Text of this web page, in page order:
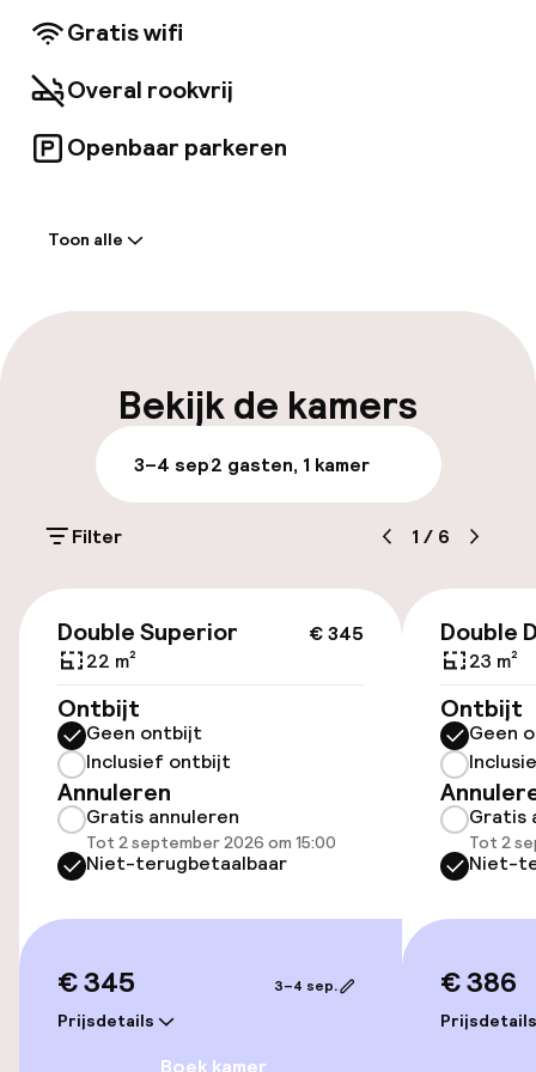
kosten kunnen in rekening worden gebracht
Gratis wifi
Overal rookvrij
Openbaar parkeren
Laat uitchecken mogelijk
Bagageruimte
Parkeren & mobiliteit
Toegankelijkheid
Lift
Kamers
Kamers voor rokers beschikbaar
Zwemmen & wellness
Fitnessruimte / gym
Toon alle
Bekijk de kamers
3–4 sep2 gasten, 1 kamer
Filter 1 / 6
€ 345
Double Superior
22 m²
Ontbijt
Geen ontbijt
Inclusief ontbijt
Annuleren
Gratis annuleren
Tot 2 september 2026 om 15:00
Niet-terugbetaalbaar
€ 345
Prijsdetails
3–4 sep.
Boek kamer
Double
23 m²
Ontbijt
Geen
Gratis
Tot 2
Niet-
€ 386
Prijsdetails